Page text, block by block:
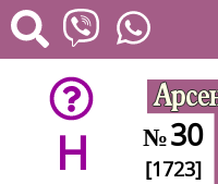
H №30
[1723]